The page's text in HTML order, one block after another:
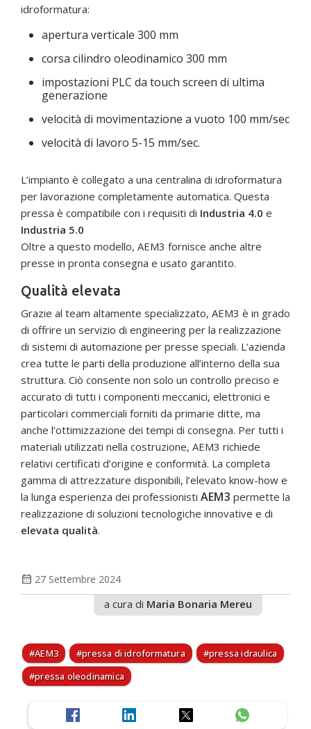
idroformatura:
apertura verticale 300 mm
corsa cilindro oleodinamico 300 mm
impostazioni PLC da touch screen di ultima
generazione
velocità di movimentazione a vuoto 100 mm/sec
velocità di lavoro 5-15 mm/sec.
L’impianto è collegato a una centralina di idroformatura
per lavorazione completamente automatica. Questa
pressa è compatibile con i requisiti di Industria 4.0 e
Industria 5.0
Oltre a questo modello, AEM3 fornisce anche altre
presse in pronta consegna e usato garantito.
Qualità elevata
Grazie al team altamente specializzato, AEM3 è in grado
di offrire un servizio di engineering per la realizzazione
di sistemi di automazione per presse speciali. L’azienda
crea tutte le parti della produzione all’interno della sua
struttura. Ciò consente non solo un controllo preciso e
accurato di tutti i componenti meccanici, elettronici e
particolari commerciali forniti da primarie ditte, ma
anche l’ottimizzazione dei tempi di consegna. Per tutti i
materiali utilizzati nella costruzione, AEM3 richiede
relativi certificati d’origine e conformità. La completa
gamma di attrezzature disponibili, l’elevato know-how e
la lunga esperienza dei professionisti AEM3 permette la
realizzazione di soluzioni tecnologiche innovative e di
elevata qualità.
calendar_month 27 Settembre 2024
a cura di Maria Bonaria Mereu
AEM3 pressa di idroformatura
pressa idraulica
pressa oleodinamica